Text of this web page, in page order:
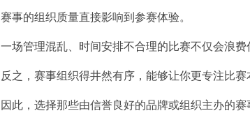
赛事的组织质量直接影响到参赛体验。
一场管理混乱、时间安排不合理的比赛不仅会浪费
反之，赛事组织得井然有序，能够让你更专注比赛
因此，选择那些由信誉良好的品牌或组织主办的赛